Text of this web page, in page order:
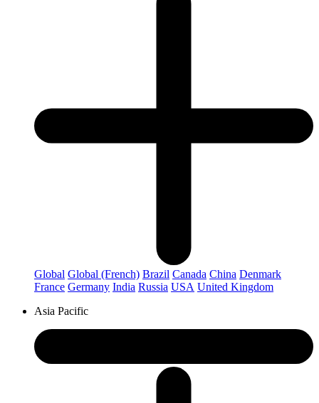
Global Global (French) Brazil Canada China Denmark
France Germany India Russia USA United Kingdom
Asia Pacific